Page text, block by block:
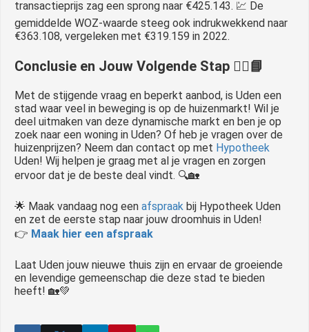
transactieprijs zag een sprong naar €425.143. 💹 De
gemiddelde WOZ-waarde steeg ook indrukwekkend naar
€363.108, vergeleken met €319.159 in 2022.
Conclusie en Jouw Volgende Stap 🚶‍♂️📘
Met de stijgende vraag en beperkt aanbod, is Uden een
stad waar veel in beweging is op de huizenmarkt! Wil je
deel uitmaken van deze dynamische markt en ben je op
zoek naar een woning in Uden? Of heb je vragen over de
huizenprijzen? Neem dan contact op met Hypotheek
Uden! Wij helpen je graag met al je vragen en zorgen
ervoor dat je de beste deal vindt. 🔍🏡
🌟 Maak vandaag nog een afspraak bij Hypotheek Uden
en zet de eerste stap naar jouw droomhuis in Uden!
👉 Maak hier een afspraak
Laat Uden jouw nieuwe thuis zijn en ervaar de groeiende
en levendige gemeenschap die deze stad te bieden
heeft! 🏡💚